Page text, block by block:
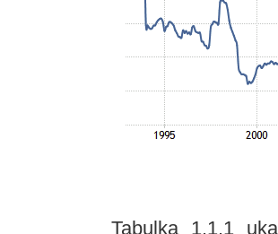
Tabulka 1.1.1